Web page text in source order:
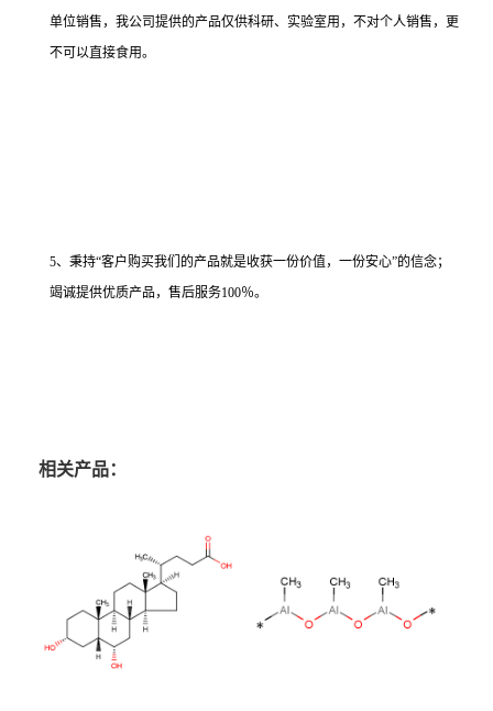
单位销售，我公司提供的产品仅供科研、实验室用，不对个人销售，更
不可以直接食用。
5、秉持“客户购买我们的产品就是收获一份价值，一份安心”的信念；
竭诚提供优质产品，售后服务100％。
相关产品：